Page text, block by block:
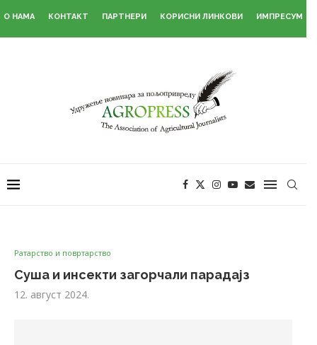
О НАМА КОНТАКТ ПАРТНЕРИ КОРИСНИ ЛИНКОВИ ИМПРЕСУМ
Ратарство и повртарство
Суша и инсекти загорчали парадајз
12. август 2024.